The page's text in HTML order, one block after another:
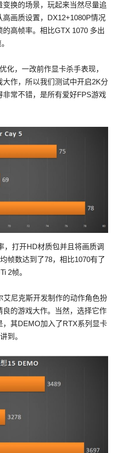
变换的场景，玩起来当然尽量追
画质设置，DX12+1080P情况
高帧率。相比GTX 1070 多出
化，一改前作显卡杀手表现，
作，所以我们测试中开启2K分
常不错，是所有爱好FPS游戏
，打开HD材质包并且将画质调
帧数达到了78，相比1070有了
2帧。
艾尼克斯开发制作的动作角色扮
的游戏大作。当然，选择它作
其DEMO加入了RTX系列显卡
到。